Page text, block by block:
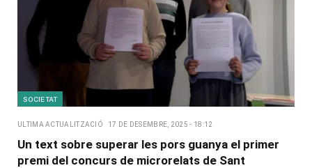
SOCIETAT
ULTIMA ACTUALITZACIÓ 17 DE DESEMBRE, 2025 - 18:12
Un text sobre superar les pors guanya el primer
premi del concurs de microrelats de Sant